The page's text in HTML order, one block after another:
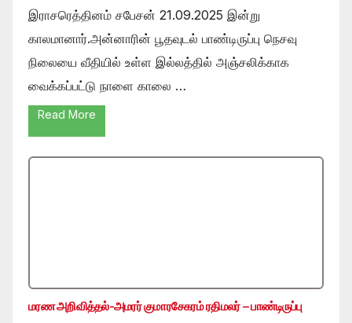
இராசரெத்தினம் சபேசன் 21.09.2025 இன்று
காலமானார்.அன்னாரின் பூதவுடல் பாண்டிருப்பு நெசவு
நிலையை வீதியில் உள்ள இல்லத்தில் அஞ்சலிக்காக
வைக்கப்பட்டு நாளை காலை …
Read More
மரண அறிவித்தல்-அமரர் குமாரசேகரம் ரதிமலர் – பாண்டிருப்பு